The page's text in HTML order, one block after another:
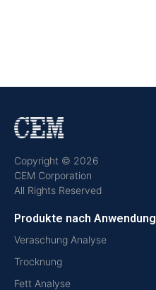
Copyright © 2026
CEM Corporation
All Rights Reserved
Produkte nach Anwendung
Veraschung Analyse
Trocknung
Fett Analyse